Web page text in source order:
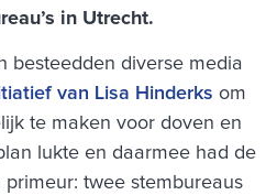
in Utrecht.
besteedden diverse media
van Lisa Hinderks om
te maken voor doven en
lukte en daarmee had de
twee stembureaus